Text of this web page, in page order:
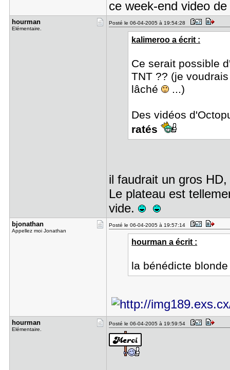
ce week-end video
hourman
Elémentaire.
Posté le 06-04-2005 à 19:54:28
kalimeroo a écrit :
Ce serait possible
TNT ?? (je
lâché
...)
Des vidéos
ratés
il faudrait un gros
Le plateau est
vide.
bjonathan
Appellez moi Jonathan
Posté le 06-04-2005 à 19:57:14
hourman a écrit :
la bénédicte
hourman
Elémentaire.
Posté le 06-04-2005 à 19:59:54